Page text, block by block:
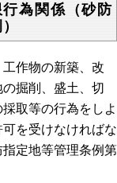
為関係（砂防
作物の新築、改
掘削、盛土、切
取等の行為をしよ
を受けなければな
定地等管理条例第